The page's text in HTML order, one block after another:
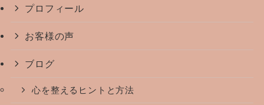
プロフィール
お客様の声
ブログ
心を整えるヒントと方法